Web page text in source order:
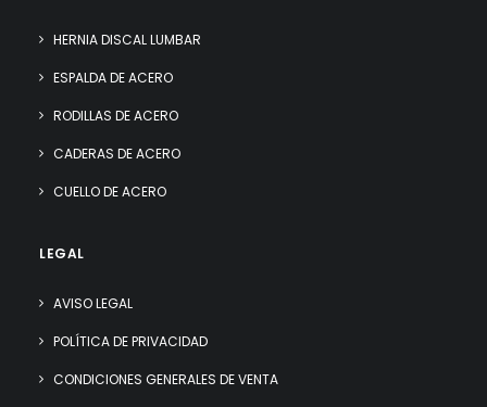
HERNIA DISCAL LUMBAR
ESPALDA DE ACERO
RODILLAS DE ACERO
CADERAS DE ACERO
CUELLO DE ACERO
LEGAL
AVISO LEGAL
POLÍTICA DE PRIVACIDAD
CONDICIONES GENERALES DE VENTA